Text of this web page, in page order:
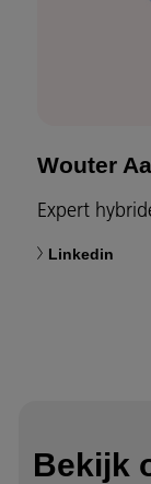
Wouter
Expert
Linkedin
Bekijk